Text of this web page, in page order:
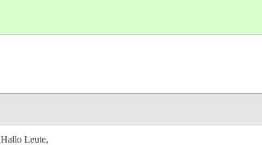
Hallo Leute,